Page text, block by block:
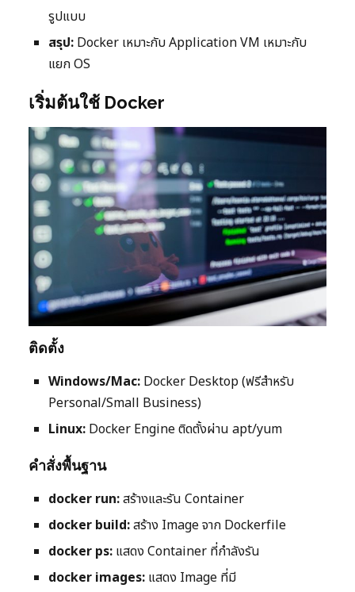
รูปแบบ
สรุป: Docker เหมาะกับ Application VM เหมาะกับ
แยก OS
เริ่มต้นใช้ Docker
ติดตั้ง
Windows/Mac: Docker Desktop (ฟรีสำหรับ
Personal/Small Business)
Linux: Docker Engine ติดตั้งผ่าน apt/yum
คำสั่งพื้นฐาน
docker run:สร้างและรัน Container
docker build:สร้าง Image จาก Dockerfile
docker ps: แสดง Container ที่กำลังรัน
docker images: แสดง Image ที่มี